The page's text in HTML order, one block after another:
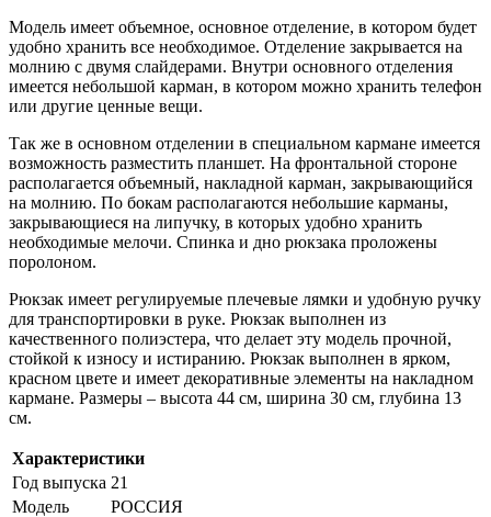
Модель имеет объемное, основное отделение, в котором будет
удобно хранить все необходимое. Отделение закрывается на
молнию с двумя слайдерами. Внутри основного отделения
имеется небольшой карман, в котором можно хранить телефон
или другие ценные вещи.
Так же в основном отделении в специальном кармане имеется
возможность разместить планшет. На фронтальной стороне
располагается объемный, накладной карман, закрывающийся
на молнию. По бокам располагаются небольшие карманы,
закрывающиеся на липучку, в которых удобно хранить
необходимые мелочи. Спинка и дно рюкзака проложены
поролоном.
Рюкзак имеет регулируемые плечевые лямки и удобную ручку
для транспортировки в руке. Рюкзак выполнен из
качественного полиэстера, что делает эту модель прочной,
стойкой к износу и истиранию. Рюкзак выполнен в ярком,
красном цвете и имеет декоративные элементы на накладном
кармане. Размеры – высота 44 см, ширина 30 см, глубина 13
см.
Характеристики
Год выпуска 21
Модель
РОССИЯ